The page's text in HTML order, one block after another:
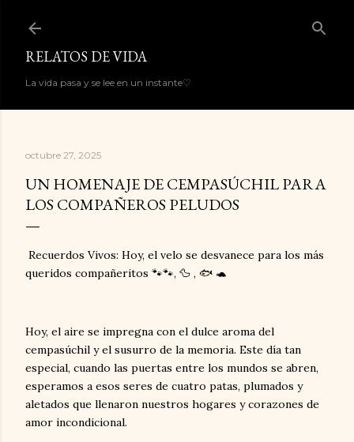
RELATOS DE VIDA
La vida pasa y se lee en un instante♡
octubre 27, 2025
UN HOMENAJE DE CEMPASÚCHIL PARA
LOS COMPAÑEROS PELUDOS
Recuerdos Vivos: Hoy, el velo se desvanece para los más
queridos compañeritos 🐾🐾, 🦆 , 🐟 🐢
Hoy, el aire se impregna con el dulce aroma del
cempasúchil y el susurro de la memoria. Este día tan
especial, cuando las puertas entre los mundos se abren,
esperamos a esos seres de cuatro patas, plumados y
aletados que llenaron nuestros hogares y corazones de
amor incondicional.